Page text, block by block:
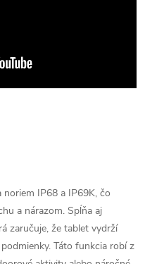
IP68 a IP69K, čo
a nárazom. Spĺňa aj
zaručuje, že tablet vydrží
Táto funkcia robí z